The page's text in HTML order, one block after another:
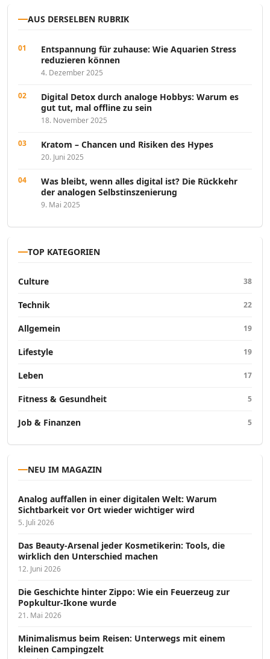
AUS DERSELBEN RUBRIK
Entspannung für zuhause: Wie Aquarien Stress
reduzieren können
4. Dezember 2025
Digital Detox durch analoge Hobbys: Warum es
gut tut, mal offline zu sein
18. November 2025
Kratom – Chancen und Risiken des Hypes
20. Juni 2025
Was bleibt, wenn alles digital ist? Die Rückkehr
der analogen Selbstinszenierung
9. Mai 2025
TOP KATEGORIEN
Culture 38
Technik 22
Allgemein 19
Lifestyle 19
Leben 17
Fitness & Gesundheit 5
Job & Finanzen 5
NEU IM MAGAZIN
Analog auffallen in einer digitalen Welt: Warum
Sichtbarkeit vor Ort wieder wichtiger wird
5. Juli 2026
Das Beauty-Arsenal jeder Kosmetikerin: Tools, die
wirklich den Unterschied machen
12. Juni 2026
Die Geschichte hinter Zippo: Wie ein Feuerzeug zur
Popkultur-Ikone wurde
21. Mai 2026
Minimalismus beim Reisen: Unterwegs mit einem
kleinen Campingzelt